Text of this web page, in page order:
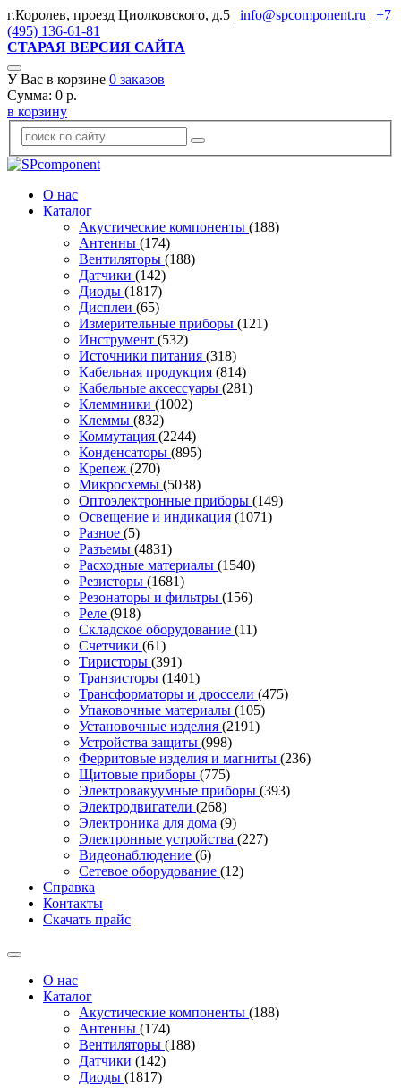
г.Королев, проезд Циолковского, д.5 | info@spcomponent.ru | +7
(495) 136-61-81
СТАРАЯ ВЕРСИЯ САЙТА
У Вас в корзине 0 заказов
Сумма: 0 р.
в корзину
О нас
Каталог
Акустические компоненты (188)
Антенны (174)
Вентиляторы (188)
Датчики (142)
Диоды (1817)
Дисплеи (65)
Измерительные приборы (121)
Инструмент (532)
Источники питания (318)
Кабельная продукция (814)
Кабельные аксессуары (281)
Клеммники (1002)
Клеммы (832)
Коммутация (2244)
Конденсаторы (895)
Крепеж (270)
Микросхемы (5038)
Оптоэлектронные приборы (149)
Освещение и индикация (1071)
Разное (5)
Разъемы (4831)
Расходные материалы (1540)
Резисторы (1681)
Резонаторы и фильтры (156)
Реле (918)
Складское оборудование (11)
Счетчики (61)
Тиристоры (391)
Транзисторы (1401)
Трансформаторы и дроссели (475)
Упаковочные материалы (105)
Установочные изделия (2191)
Устройства защиты (998)
Ферритовые изделия и магниты (236)
Щитовые приборы (775)
Электровакуумные приборы (393)
Электродвигатели (268)
Электроника для дома (9)
Электронные устройства (227)
Видеонаблюдение (6)
Сетевое оборудование (12)
Справка
Контакты
Скачать прайс
О нас
Каталог
Акустические компоненты (188)
Антенны (174)
Вентиляторы (188)
Датчики (142)
Диоды (1817)